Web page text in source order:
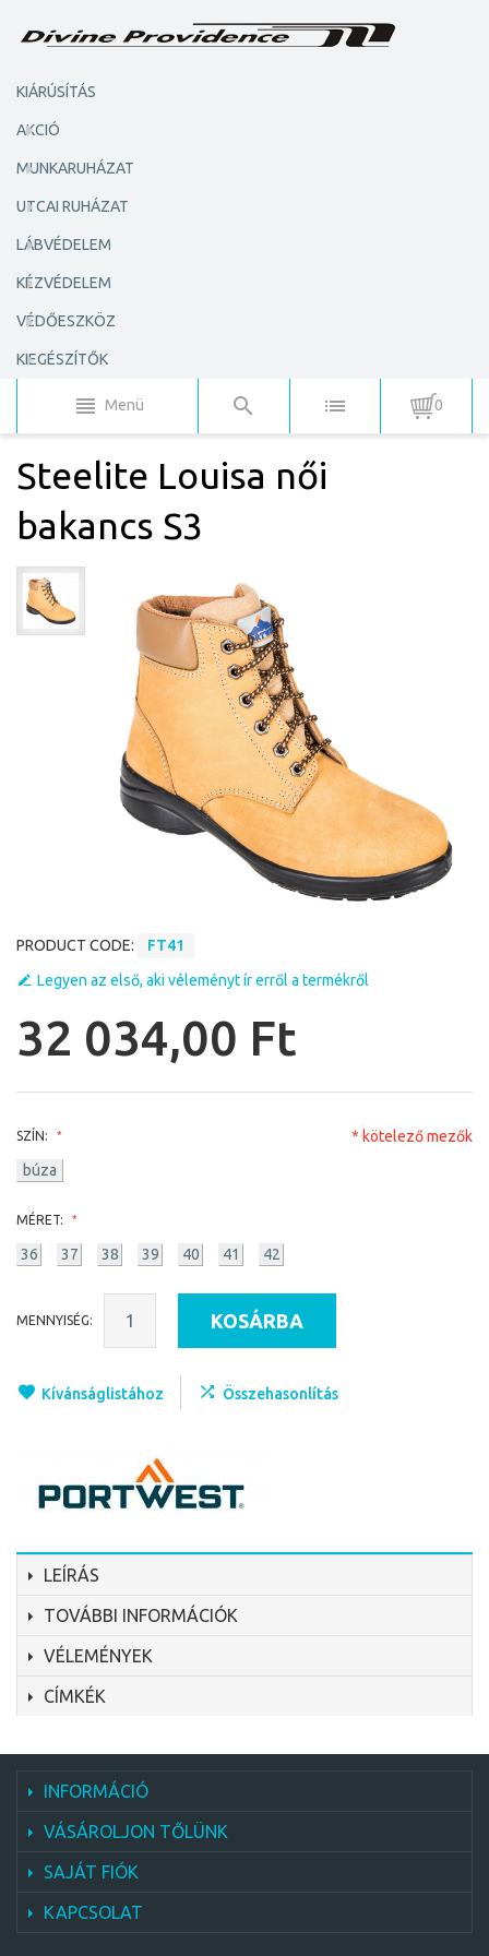
KIÁRÚSÍTÁS
AKCIÓ
MUNKARUHÁZAT
UTCAI RUHÁZAT
LÁBVÉDELEM
KÉZVÉDELEM
VÉDŐESZKÖZ
KIEGÉSZÍTŐK
Menü 0
Steelite Louisa női
bakancs S3
PRODUCT CODE:
FT41
Legyen az első, aki véleményt ír erről a termékről
32 034,00 Ft
SZÍN:
búza
MÉRET:
36 37 38 39 40 41 42
* kötelező mezők
MENNYISÉG: KOSÁRBA
Kívánságlistához Összehasonlítás
LEÍRÁS
TOVÁBBI INFORMÁCIÓK
VÉLEMÉNYEK
CÍMKÉK
INFORMÁCIÓ
VÁSÁROLJON TŐLÜNK
SAJÁT FIÓK
KAPCSOLAT